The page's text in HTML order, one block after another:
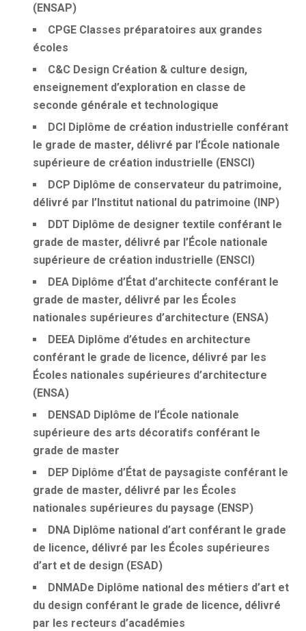
(ENSAP)
CPGE Classes préparatoires aux grandes
écoles
C&C Design Création & culture design,
enseignement d’exploration en classe de
seconde générale et technologique
DCI Diplôme de création industrielle conférant
le grade de master, délivré par l’École nationale
supérieure de création industrielle (ENSCI)
DCP Diplôme de conservateur du patrimoine,
délivré par l’Institut national du patrimoine (INP)
DDT Diplôme de designer textile conférant le
grade de master, délivré par l’École nationale
supérieure de création industrielle (ENSCI)
DEA Diplôme d’État d’architecte conférant le
grade de master, délivré par les Écoles
nationales supérieures d’architecture (ENSA)
DEEA Diplôme d’études en architecture
conférant le grade de licence, délivré par les
Écoles nationales supérieures d’architecture
(ENSA)
DENSAD Diplôme de l’École nationale
supérieure des arts décoratifs conférant le
grade de master
DEP Diplôme d’État de paysagiste conférant le
grade de master, délivré par les Écoles
nationales supérieures du paysage (ENSP)
DNA Diplôme national d’art conférant le grade
de licence, délivré par les Écoles supérieures
d’art et de design (ESAD)
DNMADe Diplôme national des métiers d’art et
du design conférant le grade de licence, délivré
par les recteurs d’académies